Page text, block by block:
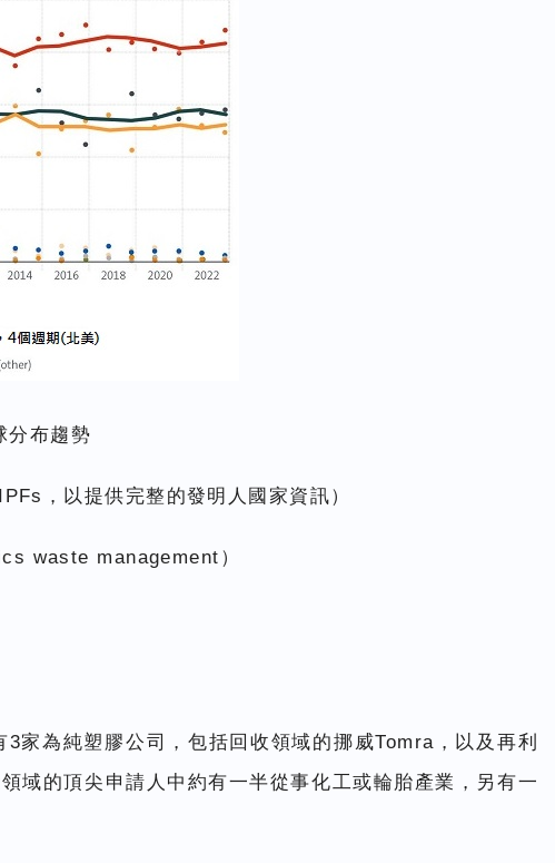
分布趨勢
，以提供完整的發明人國家資訊）
waste management）
家為純塑膠公司，包括回收領域的挪威Tomra，以及再利
域的頂尖申請人中約有一半從事化工或輪胎產業，另有一